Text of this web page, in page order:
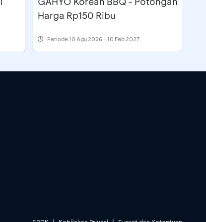
Harga Rp150 Ribu
Periode10 Agu 2026 - 10 Feb 2027